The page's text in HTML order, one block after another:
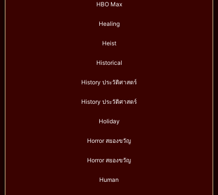
HBO Max
Healing
Heist
Historical
History ประวัติศาสตร์
History ประวัติศาสตร์
Holiday
Horror สยองขวัญ
Horror สยองขวัญ
Human